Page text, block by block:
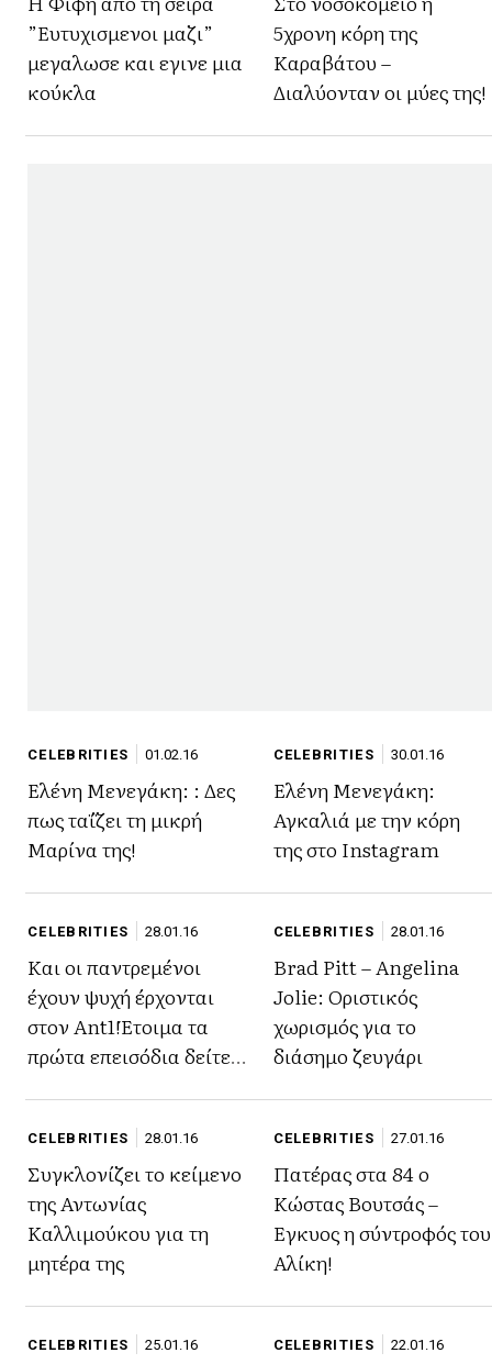
”Ευτυχισμενοι μαζι”
μεγαλωσε και εγινε μια
κούκλα
5χρονη κόρη της
Καραβάτου –
Διαλύονταν οι μύες της!
CELEBRITIES 01.02.16
Ελένη Μενεγάκη: : Δες
πως ταΐζει τη μικρή
Μαρίνα της!
CELEBRITIES 30.01.16
Ελένη Μενεγάκη:
Αγκαλιά με την κόρη
της στο Instagram
CELEBRITIES 28.01.16
Και οι παντρεμένοι
έχουν ψυχή έρχονται
στον Ant1!Έτοιμα τα
πρώτα επεισόδια δείτε
CELEBRITIES 28.01.16
Brad Pitt – Angelina
Jolie: Οριστικός
χωρισμός για το
διάσημο ζευγάρι
CELEBRITIES 28.01.16
Συγκλονίζει το κείμενο
της Αντωνίας
Καλλιμούκου για τη
μητέρα της
CELEBRITIES 27.01.16
Πατέρας στα 84 ο
Κώστας Βουτσάς –
Έγκυος η σύντροφός του
Αλίκη!
CELEBRITIES 25.01.16 CELEBRITIES 22.01.16